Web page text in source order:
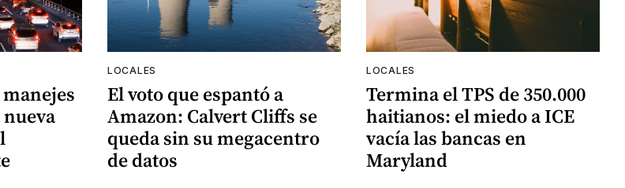
LOCALES
El voto que espantó a
Amazon: Calvert Cliffs se
queda sin su megacentro
de datos
LOCALES
Termina el TPS de 350.000
haitianos: el miedo a ICE
vacía las bancas en
Maryland